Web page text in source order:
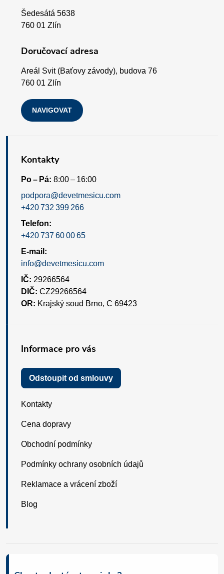
Šedesátá 5638
760 01 Zlín
Doručovací adresa
Areál Svit (Baťovy závody), budova 76
760 01 Zlín
NAVIGOVAT
Kontakty
Po – Pá: 8:00 – 16:00
podpora@devetmesicu.com
+420 732 399 266
Telefon:
+420 737 60 00 65
E-mail:
info@devetmesicu.com
IČ: 29266564
DIČ: CZ29266564
OR: Krajský soud Brno, C 69423
Informace pro vás
Odstoupit od smlouvy
Kontakty
Cena dopravy
Obchodní podmínky
Podmínky ochrany osobních údajů
Reklamace a vrácení zboží
Blog